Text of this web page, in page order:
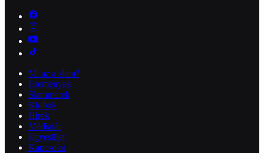
Mi az a slam?
Események
Slammerek
Klubok
Hírek
Médiatár
Egyesület
Kapcsolat